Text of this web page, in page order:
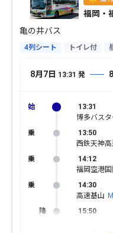
福岡・
亀の井バス
4列シート トイレ付
8月7日 13:31 発
13:31
博多バス
13:50
西鉄天神
14:12
福岡空港
14:30
高速基山
15:50